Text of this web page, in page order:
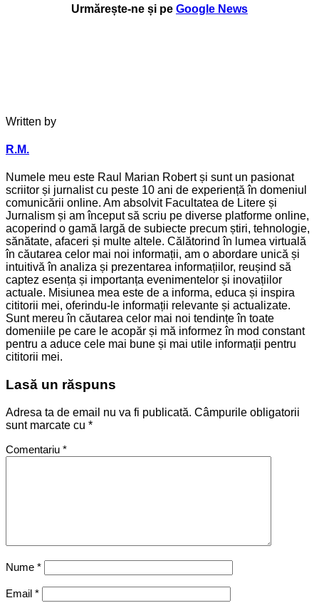
Urmărește-ne și pe Google News
Written by
R.M.
Numele meu este Raul Marian Robert și sunt un pasionat
scriitor și jurnalist cu peste 10 ani de experiență în domeniul
comunicării online. Am absolvit Facultatea de Litere și
Jurnalism și am început să scriu pe diverse platforme online,
acoperind o gamă largă de subiecte precum știri, tehnologie,
sănătate, afaceri și multe altele. Călătorind în lumea virtuală
în căutarea celor mai noi informații, am o abordare unică și
intuitivă în analiza și prezentarea informațiilor, reușind să
captez esența și importanța evenimentelor și inovațiilor
actuale. Misiunea mea este de a informa, educa și inspira
cititorii mei, oferindu-le informații relevante și actualizate.
Sunt mereu în căutarea celor mai noi tendințe în toate
domeniile pe care le acopăr și mă informez în mod constant
pentru a aduce cele mai bune și mai utile informații pentru
cititorii mei.
Lasă un răspuns
Adresa ta de email nu va fi publicată. Câmpurile obligatorii
sunt marcate cu *
Comentariu *
Nume *
Email *